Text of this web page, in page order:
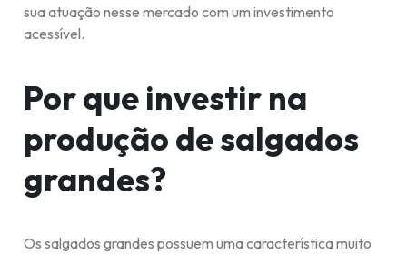
sua atuação nesse mercado com um investimento
acessível.
Por que investir na
produção de salgados
grandes?
Os salgados grandes possuem uma característica muito